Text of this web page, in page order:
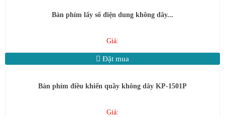
Bàn phím lấy số điện dung không dây...
Giá:
Đặt mua
Bàn phím điều khiển quầy không dây KP-1501P
Giá: